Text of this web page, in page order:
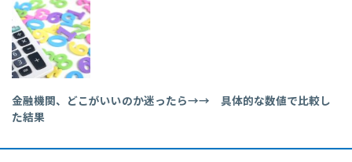
金融機関、どこがいいのか迷ったら→→ 具体的な数値で比較し
た結果